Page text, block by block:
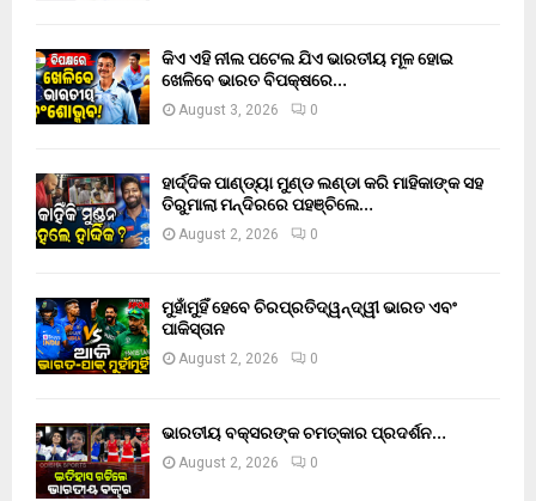
କିଏ ଏହି ନୀଲ ପଟେଲ ଯିଏ ଭାରତୀୟ ମୂଳ ହୋଇ
ଖେଳିବେ ଭାରତ ବିପକ୍ଷରେ…
August 3, 2026 0
ହାର୍ଦ୍ଦିକ ପାଣ୍ଡ୍ୟା ମୁଣ୍ଡ ଲଣ୍ଡା କରି ମାହିକାଙ୍କ ସହ
ତିରୁମାଲା ମନ୍ଦିରରେ ପହଞ୍ଚିଲେ…
August 2, 2026 0
ମୁହାଁମୁହିଁ ହେବେ ଚିରପ୍ରତିଦ୍ୱନ୍ଦ୍ୱୀ ଭାରତ ଏବଂ
ପାକିସ୍ତାନ
August 2, 2026 0
ଭାରତୀୟ ବକ୍ସରଙ୍କ ଚମତ୍କାର ପ୍ରଦର୍ଶନ…
August 2, 2026 0